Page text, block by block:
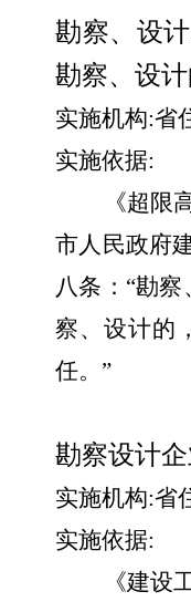
勘察、设
勘察、设
实施机构:省
实施依据:
《超限
市人民政府
八条：“勘
察、设计的
任。”
勘察设计
实施机构:省
实施依据:
《建设